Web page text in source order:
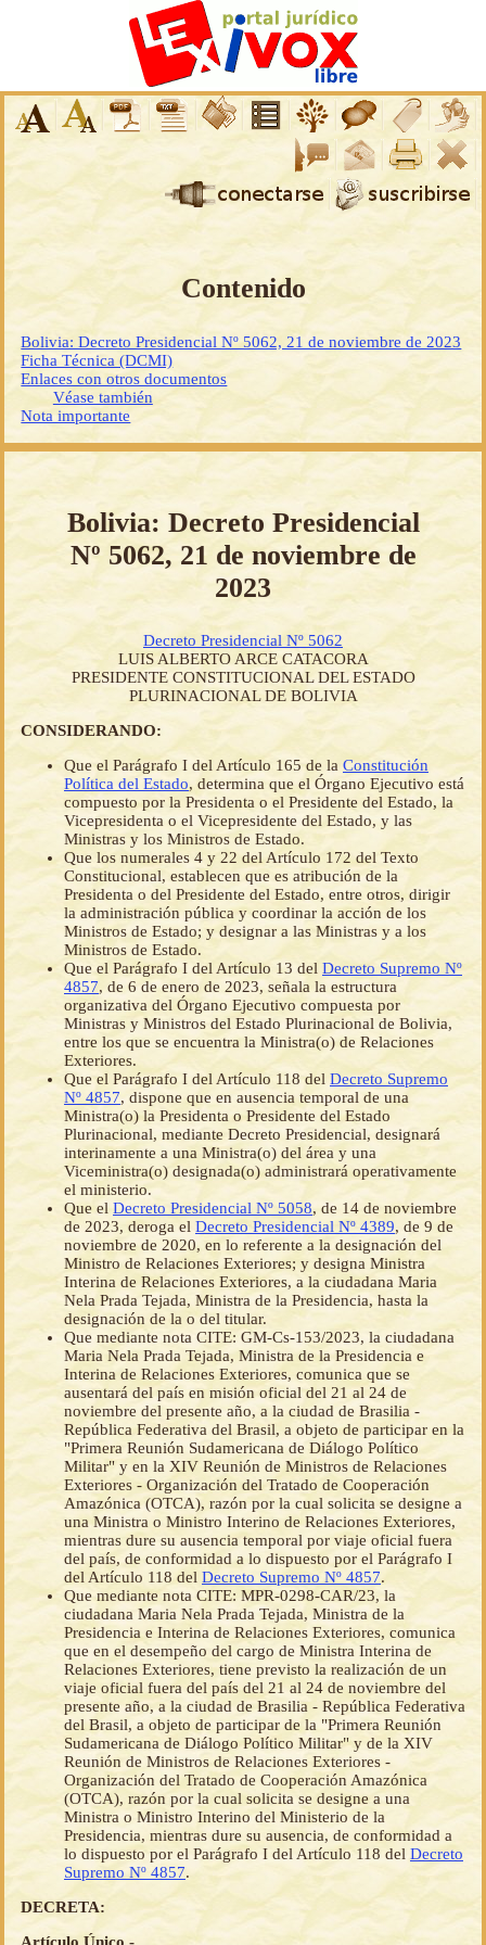
Contenido
Bolivia: Decreto Presidencial Nº 5062, 21 de noviembre de 2023
Ficha Técnica (DCMI)
Enlaces con otros documentos
Véase también
Nota importante
Bolivia: Decreto Presidencial
Nº 5062, 21 de noviembre de
2023
Decreto Presidencial Nº 5062
LUIS ALBERTO ARCE CATACORA
PRESIDENTE CONSTITUCIONAL DEL ESTADO
PLURINACIONAL DE BOLIVIA
CONSIDERANDO:
Que el Parágrafo I del Artículo 165 de la Constitución
Política del Estado, determina que el Órgano Ejecutivo está
compuesto por la Presidenta o el Presidente del Estado, la
Vicepresidenta o el Vicepresidente del Estado, y las
Ministras y los Ministros de Estado.
Que los numerales 4 y 22 del Artículo 172 del Texto
Constitucional, establecen que es atribución de la
Presidenta o del Presidente del Estado, entre otros, dirigir
la administración pública y coordinar la acción de los
Ministros de Estado; y designar a las Ministras y a los
Ministros de Estado.
Que el Parágrafo I del Artículo 13 del Decreto Supremo Nº
4857, de 6 de enero de 2023, señala la estructura
organizativa del Órgano Ejecutivo compuesta por
Ministras y Ministros del Estado Plurinacional de Bolivia,
entre los que se encuentra la Ministra(o) de Relaciones
Exteriores.
Que el Parágrafo I del Artículo 118 del Decreto Supremo
Nº 4857, dispone que en ausencia temporal de una
Ministra(o) la Presidenta o Presidente del Estado
Plurinacional, mediante Decreto Presidencial, designará
interinamente a una Ministra(o) del área y una
Viceministra(o) designada(o) administrará operativamente
el ministerio.
Que el Decreto Presidencial Nº 5058, de 14 de noviembre
de 2023, deroga el Decreto Presidencial Nº 4389, de 9 de
noviembre de 2020, en lo referente a la designación del
Ministro de Relaciones Exteriores; y designa Ministra
Interina de Relaciones Exteriores, a la ciudadana Maria
Nela Prada Tejada, Ministra de la Presidencia, hasta la
designación de la o del titular.
Que mediante nota CITE: GM-Cs-153/2023, la ciudadana
Maria Nela Prada Tejada, Ministra de la Presidencia e
Interina de Relaciones Exteriores, comunica que se
ausentará del país en misión oficial del 21 al 24 de
noviembre del presente año, a la ciudad de Brasilia -
República Federativa del Brasil, a objeto de participar en la
"Primera Reunión Sudamericana de Diálogo Político
Militar" y en la XIV Reunión de Ministros de Relaciones
Exteriores - Organización del Tratado de Cooperación
Amazónica (OTCA), razón por la cual solicita se designe a
una Ministra o Ministro Interino de Relaciones Exteriores,
mientras dure su ausencia temporal por viaje oficial fuera
del país, de conformidad a lo dispuesto por el Parágrafo I
del Artículo 118 del Decreto Supremo Nº 4857.
Que mediante nota CITE: MPR-0298-CAR/23, la
ciudadana Maria Nela Prada Tejada, Ministra de la
Presidencia e Interina de Relaciones Exteriores, comunica
que en el desempeño del cargo de Ministra Interina de
Relaciones Exteriores, tiene previsto la realización de un
viaje oficial fuera del país del 21 al 24 de noviembre del
presente año, a la ciudad de Brasilia - República Federativa
del Brasil, a objeto de participar de la "Primera Reunión
Sudamericana de Diálogo Político Militar" y de la XIV
Reunión de Ministros de Relaciones Exteriores -
Organización del Tratado de Cooperación Amazónica
(OTCA), razón por la cual solicita se designe a una
Ministra o Ministro Interino del Ministerio de la
Presidencia, mientras dure su ausencia, de conformidad a
lo dispuesto por el Parágrafo I del Artículo 118 del Decreto
Supremo Nº 4857.
DECRETA: